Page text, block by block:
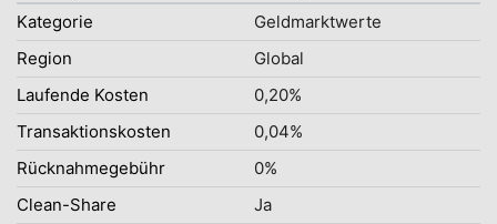
Kategorie
Geldmarktwerte
Region
Global
Laufende Kosten
0,20%
Transaktionskosten
0,04%
Rücknahmegebühr
0%
Clean-Share
Ja